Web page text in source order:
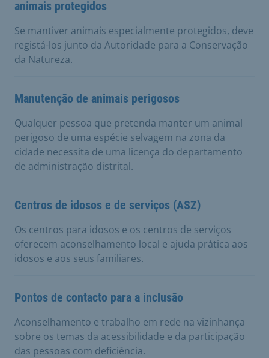
animais protegidos
Se mantiver animais especialmente protegidos, deve
registá-los junto da Autoridade para a Conservação
da Natureza.
Manutenção de animais perigosos
Qualquer pessoa que pretenda manter um animal
perigoso de uma espécie selvagem na zona da
cidade necessita de uma licença do departamento
de administração distrital.
Centros de idosos e de serviços (ASZ)
Os centros para idosos e os centros de serviços
oferecem aconselhamento local e ajuda prática aos
idosos e aos seus familiares.
Pontos de contacto para a inclusão
Aconselhamento e trabalho em rede na vizinhança
sobre os temas da acessibilidade e da participação
das pessoas com deficiência.